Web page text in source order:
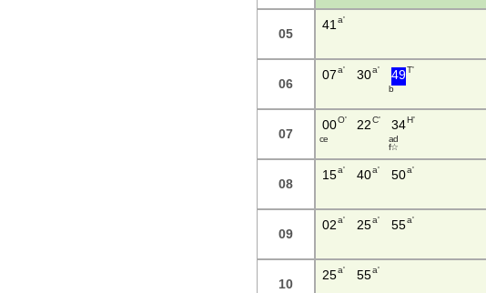
05
41 a'
06
07a' 30a' 49T'
b
07
00O'
c e
22C' 34H'
a d
f ☆
08
15a' 40a' 50a'
09
02a' 25a' 55a'
10
25a' 55a'